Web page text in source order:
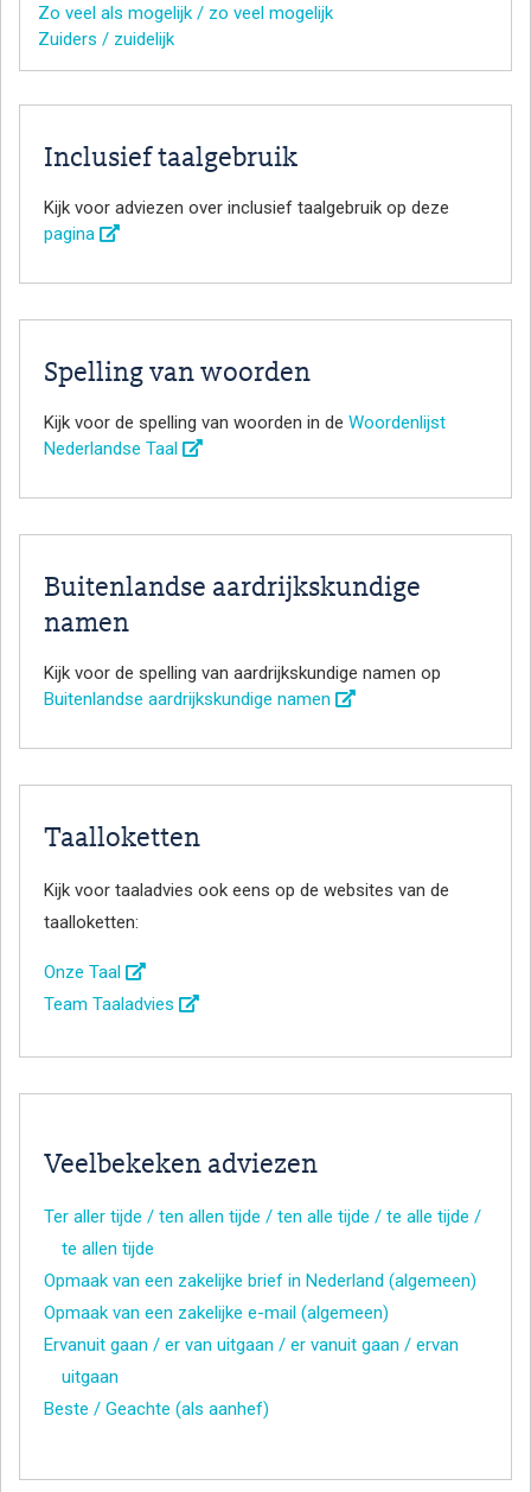
Zo veel als mogelijk / zo veel mogelijk
Zuiders / zuidelijk
Inclusief taalgebruik
Kijk voor adviezen over inclusief taalgebruik op deze
pagina
Spelling van woorden
Kijk voor de spelling van woorden in de Woordenlijst
Nederlandse Taal
Buitenlandse aardrijkskundige
namen
Kijk voor de spelling van aardrijkskundige namen op
Buitenlandse aardrijkskundige namen
Taalloketten
Kijk voor taaladvies ook eens op de websites van de
taalloketten:
Onze Taal
Team Taaladvies
Veelbekeken adviezen
Ter aller tijde / ten allen tijde / ten alle tijde / te alle tijde /
te allen tijde
Opmaak van een zakelijke brief in Nederland (algemeen)
Opmaak van een zakelijke e-mail (algemeen)
Ervanuit gaan / er van uitgaan / er vanuit gaan / ervan
uitgaan
Beste / Geachte (als aanhef)